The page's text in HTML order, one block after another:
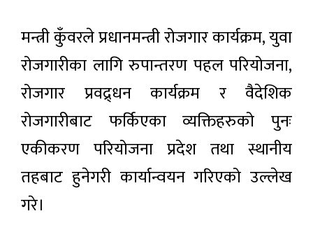
मन्त्री कुँवरले प्रधानमन्त्री रोजगार कार्यक्रम, युवा
रोजगारीका लागि रुपान्तरण पहल परियोजना,
रोजगार प्रवद्र्धन कार्यक्रम र वैदेशिक
रोजगारीबाट फर्किएका व्यक्तिहरुको पुनः
एकीकरण परियोजना प्रदेश तथा स्थानीय
तहबाट हुनेगरी कार्यान्वयन गरिएको उल्लेख
गरे।